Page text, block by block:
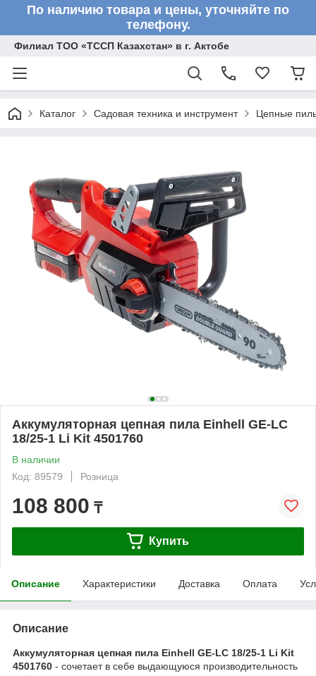
По наличию товара и цены, уточняйте по
телефону.
Филиал ТОО «ТССП Казахстан» в г. Актобе
Каталог Садовая техника и инструмент Цепные
Аккумуляторная цепная пила Einhell GE-LC
18/25-1 Li Kit 4501760
В наличии
Код: 89579
Розница
108 800 ₸
Купить
Описание Характеристики Доставка Оплата
Описание
Аккумуляторная цепная пила Einhell GE-LC 18/25-1 Li Kit
4501760 - сочетает в себе выдающуюся производительность